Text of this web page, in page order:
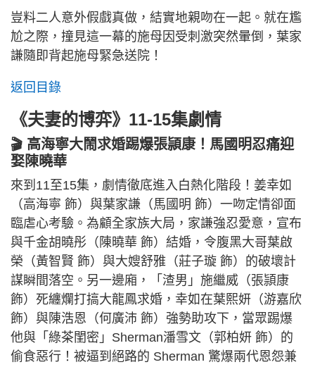
豈料二人意外假戲真做，結實地親吻在一起。就在尷
尬之際，撞見這一幕的施母因受刺激突然暈倒，葉家
謙隨即背起施母緊急送院！
返回目錄
《夫妻的博弈》11-15集劇情
🎬 高海寧大鬧求婚踢爆張頴康！馬國明忍痛迎
娶陳曉華
來到11至15集，劇情徹底進入白熱化階段！姜幸如
（高海寧 飾）與葉家謙（馬國明 飾）一吻定情卻面
臨虐心考驗。為顧全家族大局，家謙強忍愛意，宣布
與千金胡曉彤（陳曉華 飾）結婚，令腹黑大哥葉啟
榮（黃智賢 飾）與大嫂舒雅（莊子璇 飾）的破壞計
謀瞬間落空。另一邊廂，「渣男」施繼威（張頴康
飾）死纏爛打搞大龍鳳求婚，幸如在葉熙妍（游嘉欣
飾）與陳浩恩（何廣沛 飾）強勢助攻下，當眾踢爆
他與「綠茶閨密」Sherman潘雪文（郭柏妍 飾）的
偷食惡行！被逼到絕路的 Sherman 驚爆兩代恩怨兼